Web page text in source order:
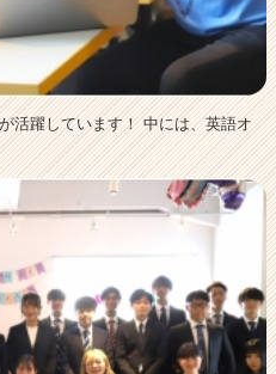
活躍しています！ 中には、英語オ